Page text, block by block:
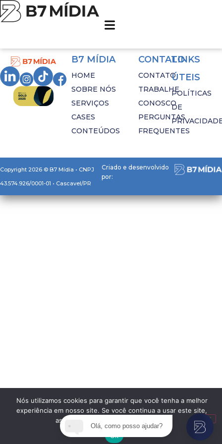
Tag:valor
B7 MÍDIA
HOME
SOBRE NÓS
SERVIÇOS
CASES
CONTEÚDOS
CONTATO
CONTATO
TRABALHE
CONOSCO
PERGUNTAS
FREQUENTES
LINKS
ÚTEIS
POLÍTICAS
DE
Copyright 2026 © B7 Mídia • CNPJ
43.574.926/0001-01 • Cascavel/PR
Criado e desenvolvido
por:
Olá, como posso ajudar?
Nós utilizamos cookies para garantir que você tenha a melhor
experiência em nosso site. Se você continua a usar este site,
assumimos que você está satisfeito.
Ok